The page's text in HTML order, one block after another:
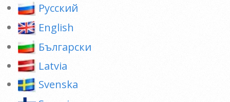
Pусский
English
Български
Latvia
Svenska